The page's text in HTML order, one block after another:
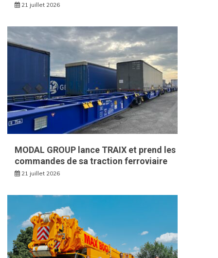
21 juillet 2026
MODAL GROUP lance TRAIX et prend les
commandes de sa traction ferroviaire
21 juillet 2026